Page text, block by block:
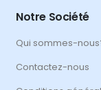
Notre Société
Qui sommes-
Contactez-nous